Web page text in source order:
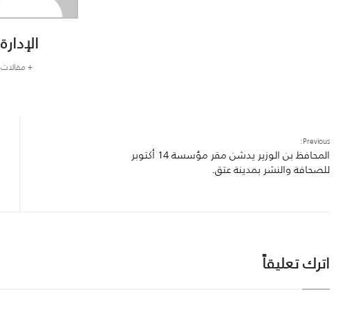
الإدارة
+ مقالات
Previous:
المحافظ بن الوزير يدشن مقر مؤسسة 14 أكتوبر
للصحافة والنشر بمدينة عتق.
اترك تعليقاً